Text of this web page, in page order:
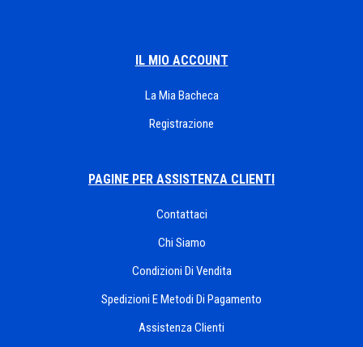
IL MIO ACCOUNT
La Mia Bacheca
Registrazione
PAGINE PER ASSISTENZA CLIENTI
Contattaci
Chi Siamo
Condizioni Di Vendita
Spedizioni E Metodi Di Pagamento
Assistenza Clienti